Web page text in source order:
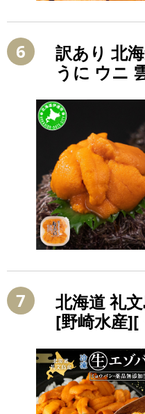
6
訳あり 北
うに ウニ
7
北海道 礼
[野崎水産][